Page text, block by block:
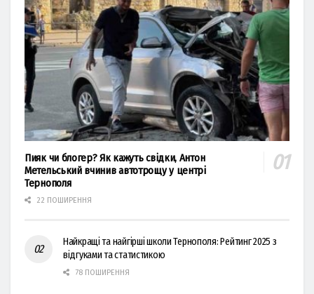
Пияк чи блогер? Як кажуть свідки, Антон
Метельський вчинив автотрощу у центрі
Тернополя
22 ПОШИРЕННЯ
Найкращі та найгірші школи Тернополя: Рейтинг 2025 з
відгуками та статистикою
78 ПОШИРЕННЯ